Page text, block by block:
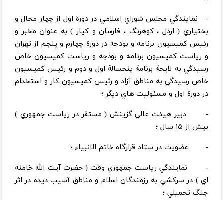
- نمايندگي مجلس شوراي اسلامي در دورة اول از چهار محال و
بختياري ( اردل ، كوهرنگ ، ‌فارسان و كيار ) به عنوان مخبر و
رئيس كميسيون برنامه و بودجه در دورة چهارم و پنجم از تهران
و رياست كميسيون برنامه و بودجه و رياست كميسيون خاص
رسيدگي به لايحة برنامة پنجسالة اول و دوم و رئيس كميسيون
خاص رسيدگي به مناطق آزاد و رئيس كميسيون كار و استخدام
در دورة اول و مسئوليت هاي ديگر ؛
- دبير هيئت عالي گزينش ( مستقر در رياست جمهوري )
بيش از ۱۵ سال ؛
- عضويت در ستاد قرارگاه خاتم الانبياء ؛
- نمايندگي رياست جمهوري وقت ( حضرت آيت الله خامنه
اي ) در سركشي به رزمندگان اسلام و مناطق آسيب ديده در اثر
جنگ تحميلي ؛